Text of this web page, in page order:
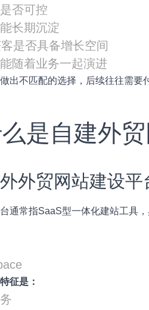
否可控
长期沉淀
是否具备增长空间
随着业务一起演进
出不匹配的选择，后续往往需要
是自建外
外贸网站建设平
通常指SaaS型一体化建站工具，
征是：